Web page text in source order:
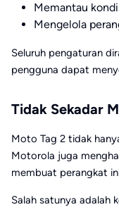
Memantau
Mengelola
Seluruh pengaturan
pengguna dapat
Tidak Sekadar
Moto Tag 2 tidak
Motorola juga
membuat perangkat
Salah satunya adalah